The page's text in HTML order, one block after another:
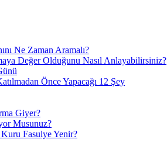
Ne Zaman Aramalı?
Değer Olduğunu Nasıl Anlayabilirsiniz?
Önce Yapacağı 12 Şey
Giyer?
Musunuz?
Fasulye Yenir?